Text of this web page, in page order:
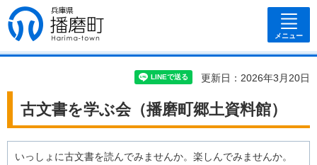
兵庫県 播磨
町
メニュー
更新日：2026年3月20日
古文書を学ぶ会（播磨町郷土資料館）
いっしょに古文書を読んでみませんか。楽しんでみませんか。